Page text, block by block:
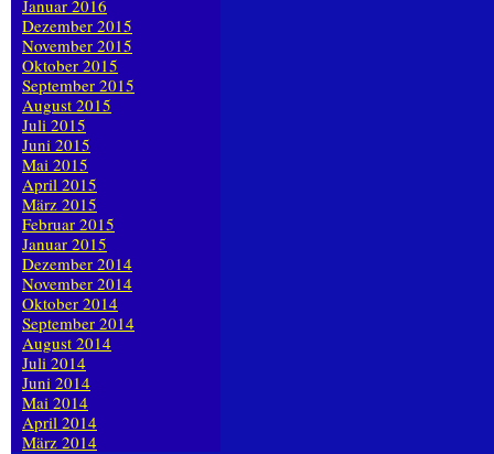
Januar 2016
Dezember 2015
November 2015
Oktober 2015
September 2015
August 2015
Juli 2015
Juni 2015
Mai 2015
April 2015
März 2015
Februar 2015
Januar 2015
Dezember 2014
November 2014
Oktober 2014
September 2014
August 2014
Juli 2014
Juni 2014
Mai 2014
April 2014
März 2014